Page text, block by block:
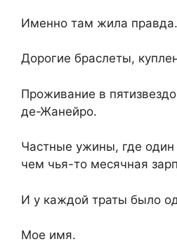
Именно там жила правда.
Дорогие браслеты,
Проживание в
де-Жанейро.
Частные ужины, где один
чем чья-то месячная
И у каждой траты было
Мое имя.